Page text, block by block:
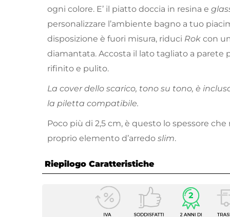
ogni colore. E’ il piatto doccia in resina e
personalizzare l’ambiente bagno a tuo
disposizione è fuori misura, riduci Rok con
diamantata. Accosta il lato tagliato a
rifinito e pulito.
La cover dello scarico, tono su tono, è
la piletta compatibile.
Poco più di 2,5 cm, è questo lo spessore che
proprio elemento d’arredo slim.
Riepilogo Caratteristiche
Caratteristiche
Dimensioni
70 x